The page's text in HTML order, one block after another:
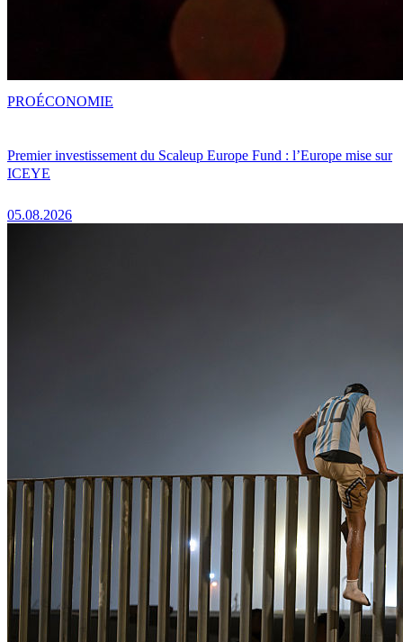
Premier investissement du Scaleup Europe Fund : l’Europe mise sur
ICEYE
05.08.2026
PROÉCONOMIE